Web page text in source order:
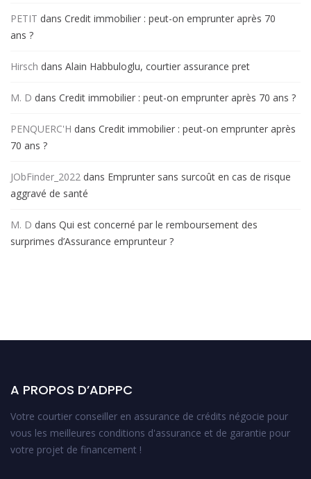
PETIT dans Credit immobilier : peut-on emprunter après 70
ans ?
Hirsch dans Alain Habbuloglu, courtier assurance pret
M. D dans Credit immobilier : peut-on emprunter après 70 ans ?
PENQUERC'H dans Credit immobilier : peut-on emprunter après
70 ans ?
JObFinder_2022 dans Emprunter sans surcoût en cas de risque
aggravé de santé
M. D dans Qui est concerné par le remboursement des
surprimes d’Assurance emprunteur ?
A PROPOS D’ADPPC
Votre courtier conseiller en assurance de crédits négocie pour
vous les meilleures conditions d'assurance et de garantie pour
votre projet de financement !